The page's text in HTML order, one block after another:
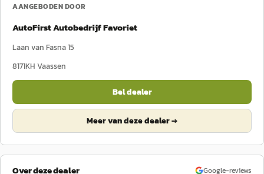
AANGEBODEN DOOR
AutoFirst Autobedrijf Favoriet
Laan van Fasna 15
8171KH Vaassen
Bel dealer
Meer van deze dealer →
Over deze dealer Google-reviews